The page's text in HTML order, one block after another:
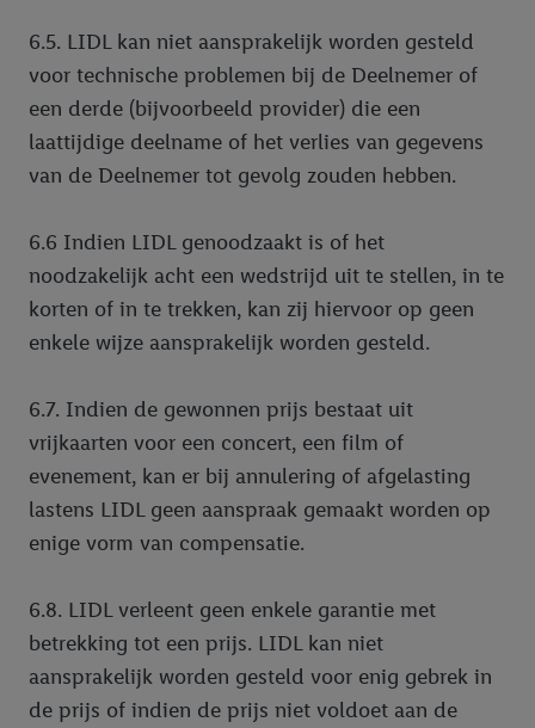
6.5. LIDL kan niet aansprakelijk worden gesteld
voor technische problemen bij de Deelnemer of
een derde (bijvoorbeeld provider) die een
laattijdige deelname of het verlies van gegevens
van de Deelnemer tot gevolg zouden hebben.
6.6 Indien LIDL genoodzaakt is of het
noodzakelijk acht een wedstrijd uit te stellen, in te
korten of in te trekken, kan zij hiervoor op geen
enkele wijze aansprakelijk worden gesteld.
6.7. Indien de gewonnen prijs bestaat uit
vrijkaarten voor een concert, een film of
evenement, kan er bij annulering of afgelasting
lastens LIDL geen aanspraak gemaakt worden op
enige vorm van compensatie.
6.8. LIDL verleent geen enkele garantie met
betrekking tot een prijs. LIDL kan niet
aansprakelijk worden gesteld voor enig gebrek in
de prijs of indien de prijs niet voldoet aan de